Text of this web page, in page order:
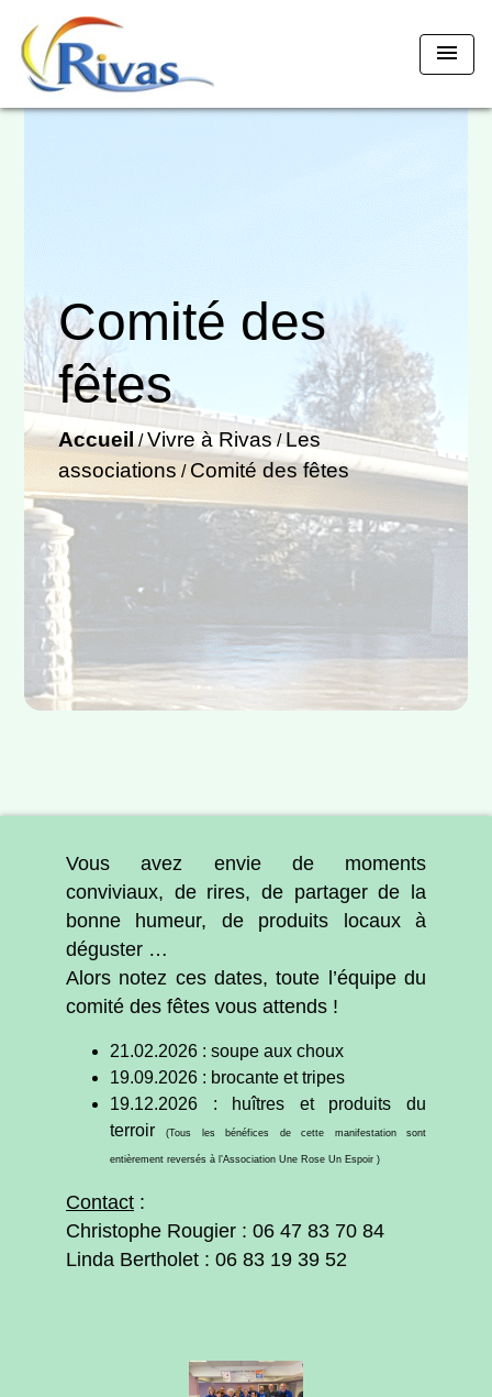
menu
Comité des
fêtes
Accueil/Vivre à Rivas/Les
associations / Comité des fêtes
Vous avez envie de moments
conviviaux, de rires, de partager de la
bonne humeur, de produits locaux à
déguster …
Alors notez ces dates, toute l’équipe du
comité des fêtes vous attends !
21.02.2026 : soupe aux choux
19.09.2026 : brocante et tripes
19.12.2026 : huîtres et produits du
terroir(Tous les bénéfices de cette manifestation sont
entièrement reversés à l’Association Une Rose Un Espoir )
Contact :
Christophe Rougier : 06 47 83 70 84
Linda Bertholet : 06 83 19 39 52